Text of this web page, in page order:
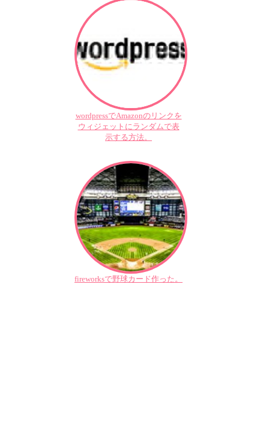
wordpressでAmazonのリンクを
ウィジェットにランダムで表
示する方法。
fireworksで野球カード作った。